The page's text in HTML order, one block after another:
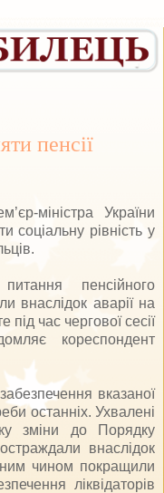
пенсії
міністра України
соціальну рівність у
пенсійного
внаслідок аварії на
під час чергової сесії
кореспондент
вказаної
останніх. Ухвалені
зміни до Порядку
внаслідок
чином покращили
ліквідаторів